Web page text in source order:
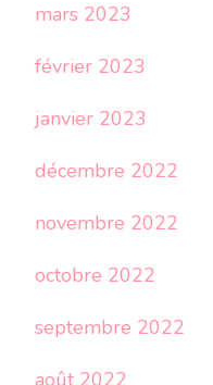
mars 2023
février 2023
janvier 2023
décembre 2022
novembre 2022
octobre 2022
septembre 2022
août 2022